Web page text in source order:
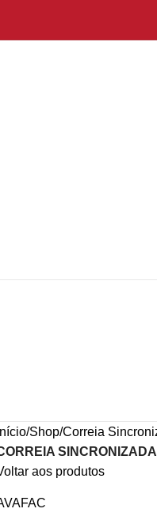
Início Shop Correia
aos produtos